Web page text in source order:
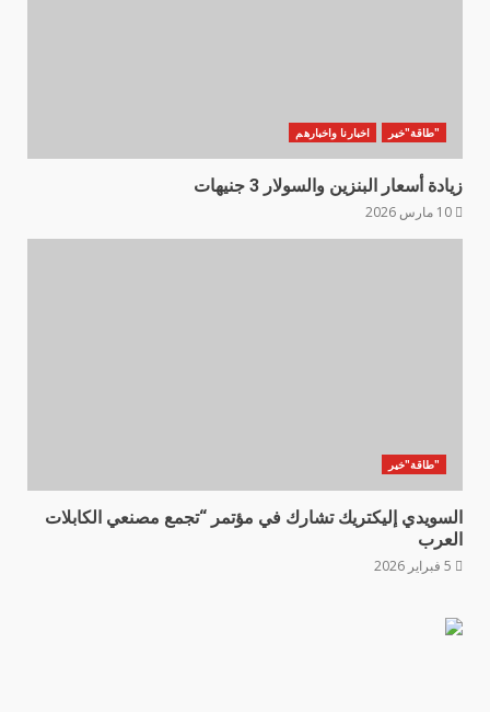
"طاقة"خير اخبارنا واخبارهم
زيادة أسعار البنزين والسولار 3 جنيهات
"طاقة"خير
السويدي إليكتريك تشارك في مؤتمر “تجمع مصنعي الكابلات
العرب